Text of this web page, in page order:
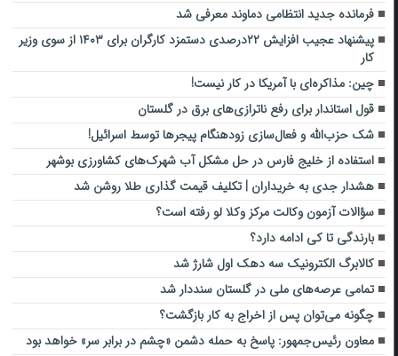
فرمانده جدید انتظامی دماوند معرفی شد
پیشنهاد عجیب افزایش ۲۲درصدی دستمزد کارگران برای ۱۴۰۳ از سوی وزیر
کار
چین: مذاکره‌ای با آمریکا در کار نیست!
قول استاندار برای رفع ناترازی‌های برق در گلستان
شک حزب‌الله و فعال‌سازی زودهنگام پیجرها توسط اسرائیل!
استفاده از خلیج فارس در حل مشکل آب شهرک‌های کشاورزی بوشهر
هشدار جدی به خریداران | تکلیف قیمت گذاری طلا روشن شد
سؤالات آزمون وکالت مرکز وکلا لو رفته است؟
بارندگی تا کی ادامه دارد؟
کالابرگ الکترونیک سه دهک اول شارژ شد
تمامی عرصه‌های ملی در گلستان سنددار شد
چگونه می‌توان پس از اخراج به کار بازگشت؟
معاون رئیس‌جمهور: پاسخ‌ به حمله دشمن «چشم در برابر سر» خواهد بود‌